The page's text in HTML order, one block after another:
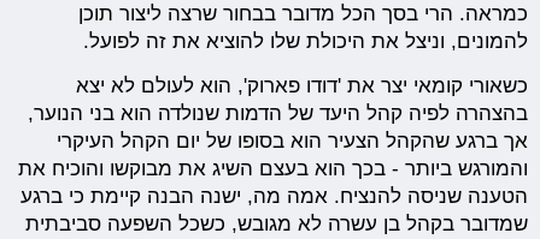
כמראה. הרי בסך הכל מדובר בבחור שרצה ליצור תוכן
להמונים, וניצל את היכולת שלו להוציא את זה לפועל.
כשאורי קומאי יצר את 'דודו פארוק', הוא לעולם לא יצא
בהצהרה לפיה קהל היעד של הדמות שנולדה הוא בני הנוער,
אך ברגע שהקהל הצעיר הוא בסופו של יום הקהל העיקרי
והמורגש ביותר - בכך הוא בעצם השיג את מבוקשו והוכיח את
הטענה שניסה להנציח. אמה מה, ישנה הבנה קיימת כי ברגע
שמדובר בקהל בן עשרה לא מגובש, כשכל השפעה סביבתית